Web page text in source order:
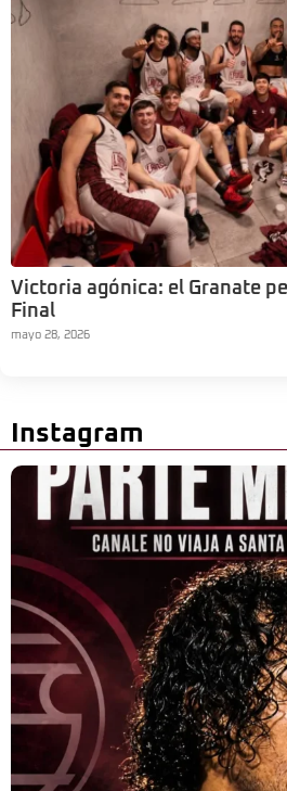
Victoria agónica: el Granate
Final
mayo 28, 2026
Instagram